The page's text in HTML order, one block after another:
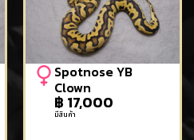
Spotnose YB
Clown
฿ 17,000
มีสินค้า